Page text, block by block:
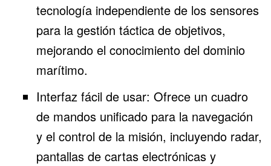
tecnología independiente de los sensores
para la gestión táctica de objetivos,
mejorando el conocimiento del dominio
marítimo.
Interfaz fácil de usar: Ofrece un cuadro
de mandos unificado para la navegación
y el control de la misión, incluyendo radar,
pantallas de cartas electrónicas y